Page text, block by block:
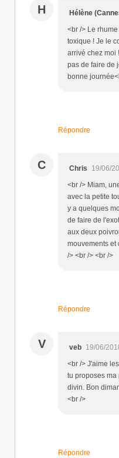
H Hélène
<br /> Le
toxique ! Je le
arrivé chez moi
pas de faire de
bonne
Répondre
C Chris
19/06/
<br /> Miam,
avec la petite
y a quelques
de faire de
aux deux
mouvements et
/> <br /> <br />
Répondre
V veb 19/06/
<br /> J'aime
tu proposes ma
divin. Bon
<br />
Répondre